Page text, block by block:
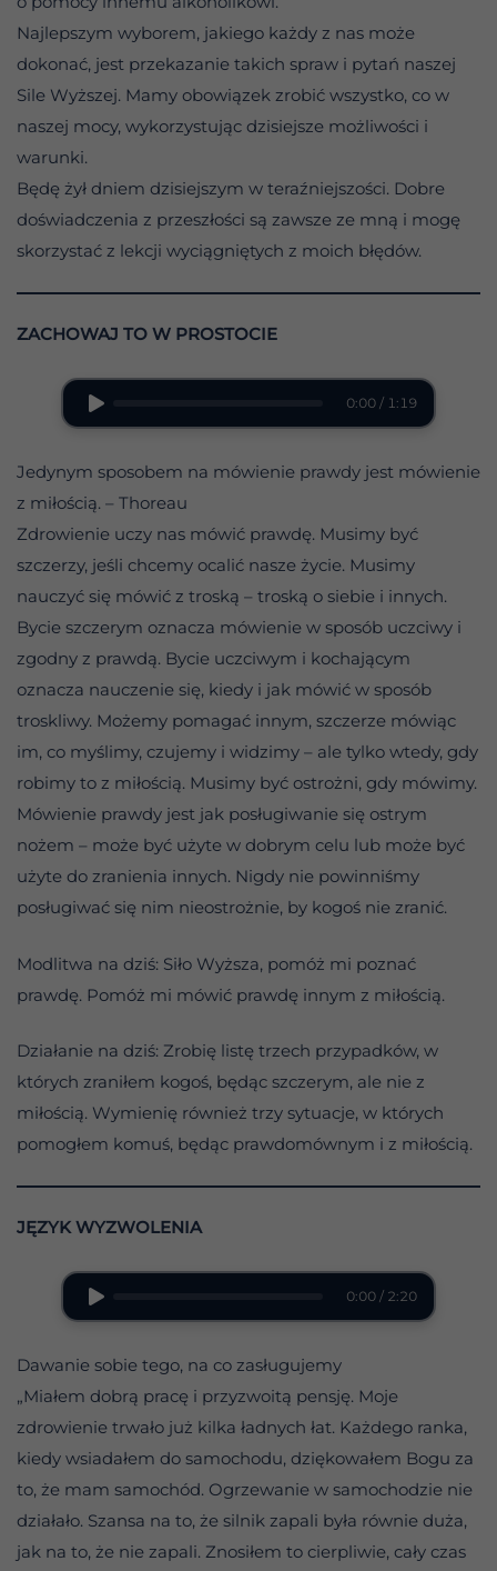
Najlepszym wyborem, jakiego każdy z nas może
dokonać, jest przekazanie takich spraw i pytań naszej
Sile Wyższej. Mamy obowiązek zrobić wszystko, co w
naszej mocy, wykorzystując dzisiejsze możliwości i
warunki.
Będę żył dniem dzisiejszym w teraźniejszości. Dobre
doświadczenia z przeszłości są zawsze ze mną i mogę
skorzystać z lekcji wyciągniętych z moich błędów.
ZACHOWAJ TO W PROSTOCIE
0:00 / 1:19
Jedynym sposobem na mówienie prawdy jest mówienie
z miłością. – Thoreau
Zdrowienie uczy nas mówić prawdę. Musimy być
szczerzy, jeśli chcemy ocalić nasze życie. Musimy
nauczyć się mówić z troską – troską o siebie i innych.
Bycie szczerym oznacza mówienie w sposób uczciwy i
zgodny z prawdą. Bycie uczciwym i kochającym
oznacza nauczenie się, kiedy i jak mówić w sposób
troskliwy. Możemy pomagać innym, szczerze mówiąc
im, co myślimy, czujemy i widzimy – ale tylko wtedy, gdy
robimy to z miłością. Musimy być ostrożni, gdy mówimy.
Mówienie prawdy jest jak posługiwanie się ostrym
nożem – może być użyte w dobrym celu lub może być
użyte do zranienia innych. Nigdy nie powinniśmy
posługiwać się nim nieostrożnie, by kogoś nie zranić.
Modlitwa na dziś: Siło Wyższa, pomóż mi poznać
prawdę. Pomóż mi mówić prawdę innym z miłością.
Działanie na dziś: Zrobię listę trzech przypadków, w
których zraniłem kogoś, będąc szczerym, ale nie z
miłością. Wymienię również trzy sytuacje, w których
pomogłem komuś, będąc prawdomównym i z miłością.
JĘZYK WYZWOLENIA
0:00 / 2:20
Dawanie sobie tego, na co zasługujemy
„Miałem dobrą pracę i przyzwoitą pensję. Moje
zdrowienie trwało już kilka ładnych łat. Każdego ranka,
kiedy wsiadałem do samochodu, dziękowałem Bogu za
to, że mam samochód. Ogrzewanie w samochodzie nie
działało. Szansa na to, że silnik zapali była równie duża,
jak na to, że nie zapali. Znosiłem to cierpliwie, cały czas